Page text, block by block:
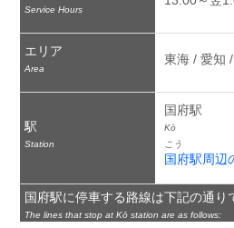
Service Hours
エリア
Area
東海 / 愛知
駅
Station
国府駅
Kō
こう
国府駅周辺
国府駅に停車する路線は下記の通り
The lines that stop at Kō station are as follows: